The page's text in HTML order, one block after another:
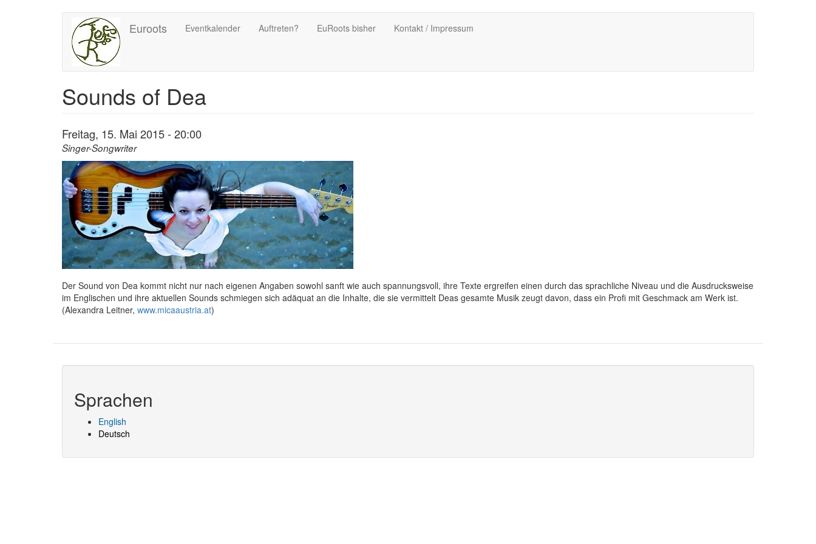
Euroots Eventkalender Auftreten? EuRoots bisher Kontakt / Impressum
Sounds of Dea
Freitag, 15. Mai 2015 - 20:00
Singer-Songwriter
Der Sound von Dea kommt nicht nur nach eigenen Angaben sowohl sanft wie auch spannungsvoll, ihre Texte ergreifen einen durch das sprachliche Niveau und die Ausdrucksweise
im Englischen und ihre aktuellen Sounds schmiegen sich adäquat an die Inhalte, die sie vermittelt Deas gesamte Musik zeugt davon, dass ein Profi mit Geschmack am Werk ist.
(Alexandra Leitner, www.micaaustria.at)
Sprachen
English
Deutsch